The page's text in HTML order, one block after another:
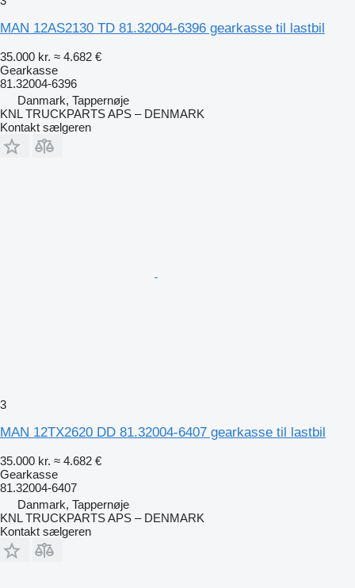
MAN 12AS2130 TD 81.32004-6396 gearkasse til lastbil
35.000 kr. ≈ 4.682 €
Gearkasse
81.32004-6396
Danmark, Tappernøje
KNL TRUCKPARTS APS – DENMARK
Kontakt sælgeren
3
MAN 12TX2620 DD 81.32004-6407 gearkasse til lastbil
35.000 kr. ≈ 4.682 €
Gearkasse
81.32004-6407
Danmark, Tappernøje
KNL TRUCKPARTS APS – DENMARK
Kontakt sælgeren